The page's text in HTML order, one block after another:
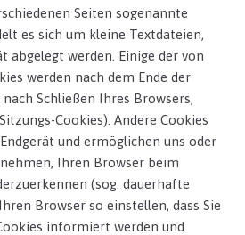
Seiten sogenannte
es sich um kleine Textdateien,
abgelegt werden. Einige der von
werden nach dem Ende der
Schließen Ihres Browsers,
Cookies). Andere Cookies
und ermöglichen uns oder
Ihren Browser beim
(sog. dauerhafte
Browser so einstellen, dass Sie
informiert werden und